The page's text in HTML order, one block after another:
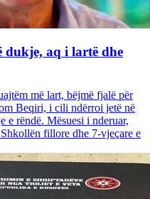
dukje, aq i lartë dhe
më lart, bëjmë fjalë për
Beqiri, i cili ndërroi jetë në
e rëndë. Mësuesi i nderuar,
fillore dhe 7-vjeçare e